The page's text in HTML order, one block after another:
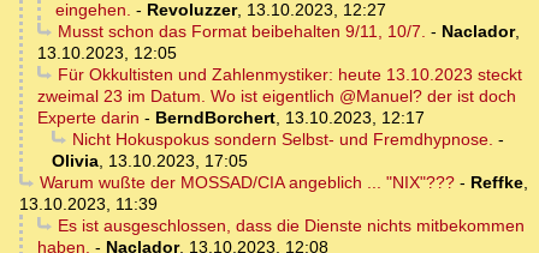
eingehen. - Revoluzzer, 13.10.2023, 12:27
Musst schon das Format beibehalten 9/11, 10/7. - Naclador,
13.10.2023, 12:05
Für Okkultisten und Zahlenmystiker: heute 13.10.2023 steckt
zweimal 23 im Datum. Wo ist eigentlich @Manuel? der ist doch
Experte darin - BerndBorchert, 13.10.2023, 12:17
Nicht Hokuspokus sondern Selbst- und Fremdhypnose. -
Olivia, 13.10.2023, 17:05
Warum wußte der MOSSAD/CIA angeblich ... "NIX"???- Reffke,
13.10.2023, 11:39
Es ist ausgeschlossen, dass die Dienste nichts mitbekommen
haben. - Naclador, 13.10.2023, 12:08